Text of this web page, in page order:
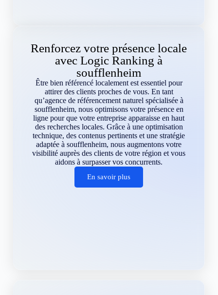
Renforcez votre présence locale
avec Logic Ranking à
soufflenheim
Être bien référencé localement est essentiel pour
attirer des clients proches de vous. En tant
qu’agence de référencement naturel spécialisée à
soufflenheim, nous optimisons votre présence en
ligne pour que votre entreprise apparaisse en haut
des recherches locales. Grâce à une optimisation
technique, des contenus pertinents et une stratégie
adaptée à soufflenheim, nous augmentons votre
visibilité auprès des clients de votre région et vous
aidons à surpasser vos concurrents.
En savoir plus